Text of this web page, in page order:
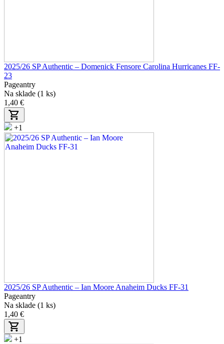
2025/26 SP Authentic – Domenick Fensore Carolina Hurricanes FF-
23
Pageantry
Na sklade (1 ks)
1,40 €
+1
2025/26 SP Authentic – Ian Moore Anaheim Ducks FF-31
Pageantry
Na sklade (1 ks)
1,40 €
+1